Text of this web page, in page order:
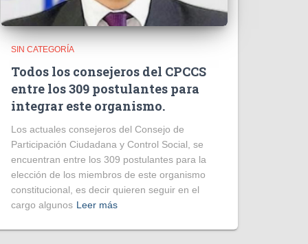
SIN CATEGORÍA
Todos los consejeros del CPCCS
entre los 309 postulantes para
integrar este organismo.
Los actuales consejeros del Consejo de
Participación Ciudadana y Control Social, se
encuentran entre los 309 postulantes para la
elección de los miembros de este organismo
constitucional, es decir quieren seguir en el
cargo algunos Leer más